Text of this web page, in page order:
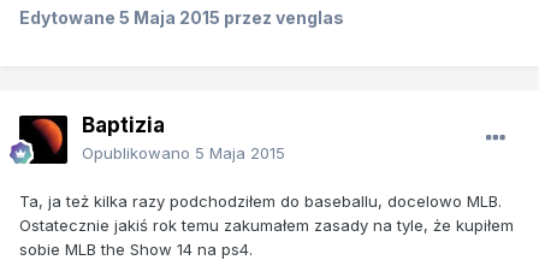
Edytowane 5 Maja 2015 przez venglas
Baptizia
Opublikowano 5 Maja 2015
Ta, ja też kilka razy podchodziłem do baseballu, docelowo MLB.
Ostatecznie jakiś rok temu zakumałem zasady na tyle, że kupiłem
sobie MLB the Show 14 na ps4.